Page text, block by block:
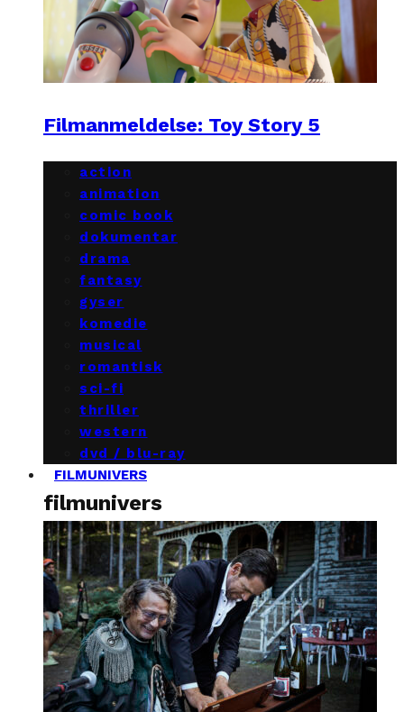
Filmanmeldelse: Toy Story 5
action
animation
comic book
dokumentar
drama
fantasy
gyser
komedie
musical
romantisk
sci-fi
thriller
western
dvd / blu-ray
FILMUNIVERS
filmunivers